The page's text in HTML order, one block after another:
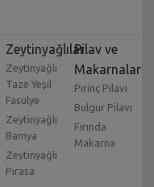
Zeytinyağlılar
Zeytinyağlı
Taze Yeşil
Fasulye
Zeytinyağlı
Bamya
Zeytinyağlı
Pırasa
Pilav ve
Makarnalar
Pirinç Pilavı
Bulgur Pilavı
Fırında
Makarna